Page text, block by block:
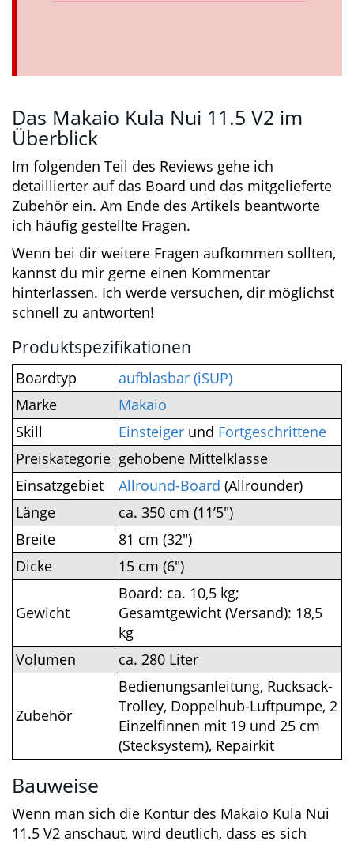
Das Makaio Kula Nui 11.5 V2 im
Überblick
Im folgenden Teil des Reviews gehe ich
detaillierter auf das Board und das
mitgelieferte Zubehör ein. Am Ende des Artikels
beantworte ich häufig gestellte Fragen.
Wenn bei dir weitere Fragen aufkommen
sollten, kannst du mir gerne einen Kommentar
hinterlassen. Ich werde versuchen, dir
möglichst schnell zu antworten!
Produktspezifikationen
Boardtyp
aufblasbar (iSUP)
Marke
Makaio
Skill
Einsteiger und
Fortgeschrittene
Preiskategorie gehobene Mittelklasse
Einsatzgebiet
Allround-Board(Allrounder)
Länge
ca. 350 cm (11’5″)
Breite
81 cm (32″)
Dicke
15 cm (6″)
Board: ca. 10,5 kg;
Gesamtgewicht (Versand): 18,5
kg
Volumen
ca. 280 Liter
Bedienungsanleitung,
Rucksack-Trolley, Doppelhub-
Luftpumpe, 2 Einzelfinnen mit
19 und 25 cm (Stecksystem),
Bauweise